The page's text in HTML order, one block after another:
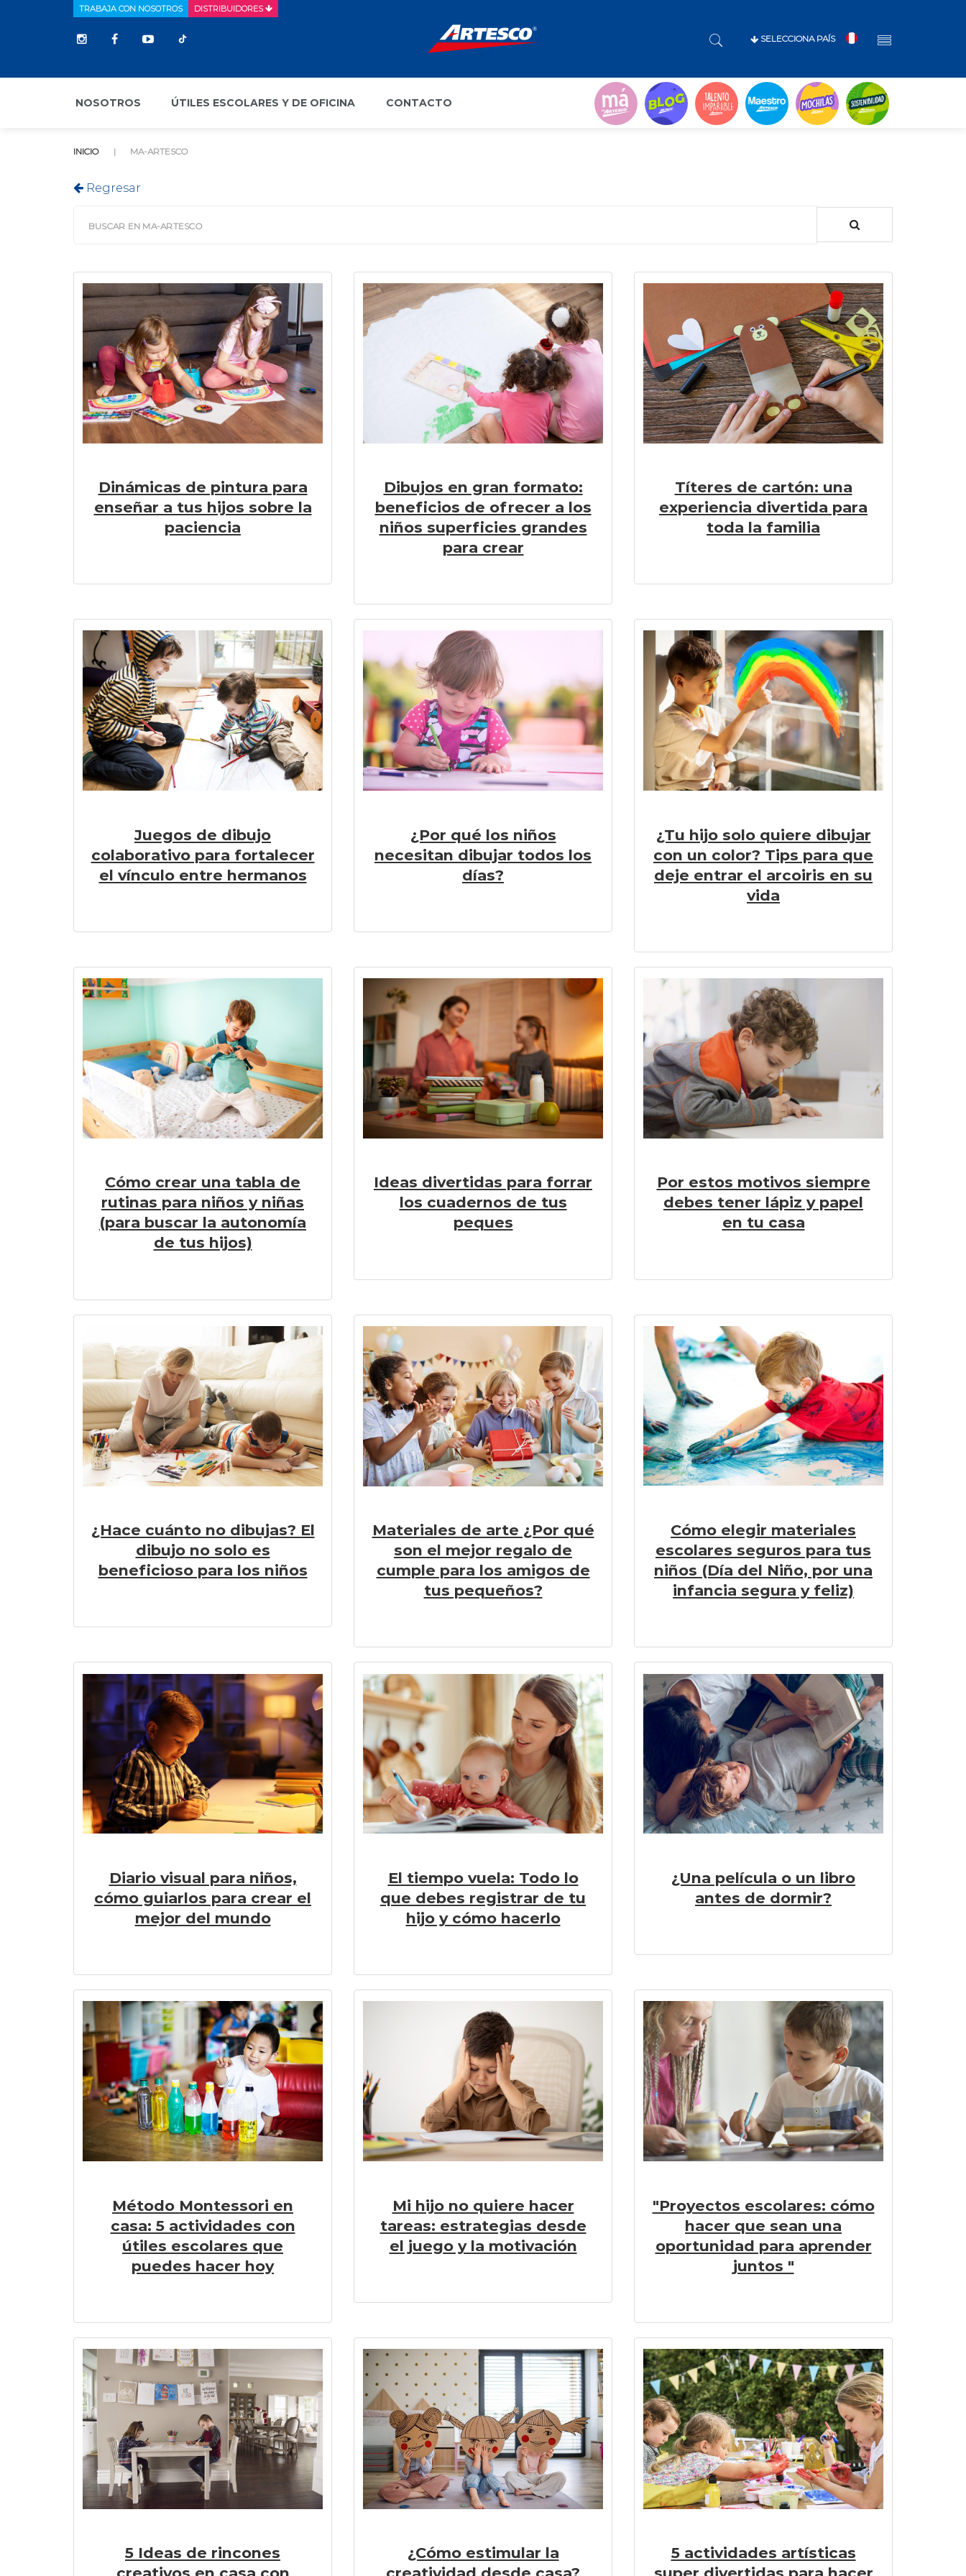
TRABAJA CON NOSOTROS DISTRIBUIDORES
SELECCIONA PAÍS
NOSOTROS ÚTILES ESCOLARES Y DE OFICINA CONTACTO
INICIO MA-ARTESCO
Regresar
Dinámicas de pintura para
enseñar a tus hijos sobre la
paciencia
Dibujos en gran formato:
beneficios de ofrecer a los
niños superficies grandes
para crear
Títeres de cartón: una
experiencia divertida para
toda la familia
Juegos de dibujo
colaborativo para fortalecer
el vínculo entre hermanos
¿Por qué los niños
necesitan dibujar todos los
días?
¿Tu hijo solo quiere dibujar
con un color? Tips para que
deje entrar el arcoiris en su
vida
Cómo crear una tabla de
rutinas para niños y niñas
(para buscar la autonomía
de tus hijos)
Ideas divertidas para forrar
los cuadernos de tus
peques
Por estos motivos siempre
debes tener lápiz y papel
en tu casa
¿Hace cuánto no dibujas? El
dibujo no solo es
beneficioso para los niños
Materiales de arte ¿Por qué
son el mejor regalo de
cumple para los amigos de
tus pequeños?
Cómo elegir materiales
escolares seguros para tus
niños (Día del Niño, por una
infancia segura y feliz)
Diario visual para niños,
cómo guiarlos para crear el
mejor del mundo
El tiempo vuela: Todo lo
que debes registrar de tu
hijo y cómo hacerlo
¿Una película o un libro
antes de dormir?
Método Montessori en
casa: 5 actividades con
útiles escolares que
puedes hacer hoy
Mi hijo no quiere hacer
tareas: estrategias desde
el juego y la motivación
"Proyectos escolares: cómo
hacer que sean una
oportunidad para aprender
juntos "
5 Ideas de rincones
¿Cómo estimular la
5 actividades artísticas